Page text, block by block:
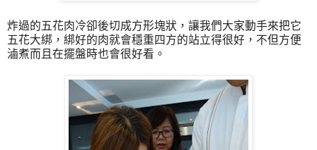
炸過的五花肉冷卻後切成方形塊狀，讓我們大家動手來把它
五花大綁，綁好的肉就會穩重四方的站立得很好，不但方便
滷煮而且在擺盤時也會很好看。